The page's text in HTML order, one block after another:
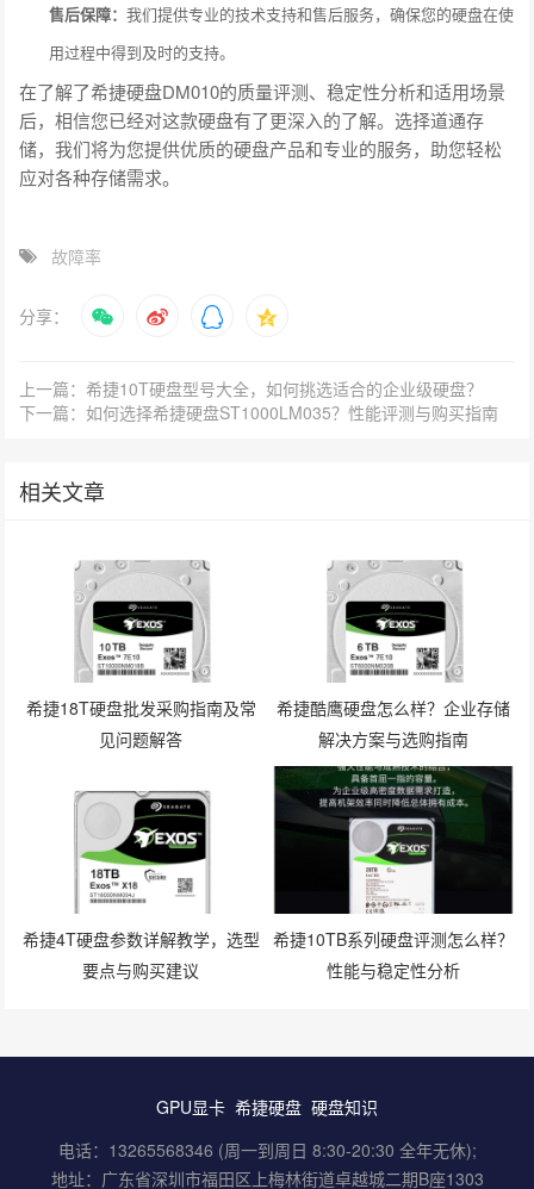
售后保障：我们提供专业的技术支持和售后服务，确保您的硬盘在使
用过程中得到及时的支持。
在了解了希捷硬盘DM010的质量评测、稳定性分析和适用场景
后，相信您已经对这款硬盘有了更深入的了解。选择道通存
储，我们将为您提供优质的硬盘产品和专业的服务，助您轻松
应对各种存储需求。
故障率
分享：
上一篇：希捷10T硬盘型号大全，如何挑选适合的企业级硬盘？
下一篇：如何选择希捷硬盘ST1000LM035？性能评测与购买指南
相关文章
希捷18T硬盘批发采购指南及常
见问题解答
希捷酷鹰硬盘怎么样？企业存储
解决方案与选购指南
希捷4T硬盘参数详解教学，选型
要点与购买建议
希捷10TB系列硬盘评测怎么样？
性能与稳定性分析
GPU显卡 希捷硬盘 硬盘知识
电话：13265568346 (周一到周日 8:30-20:30 全年无休);
地址：广东省深圳市福田区上梅林街道卓越城二期B座1303